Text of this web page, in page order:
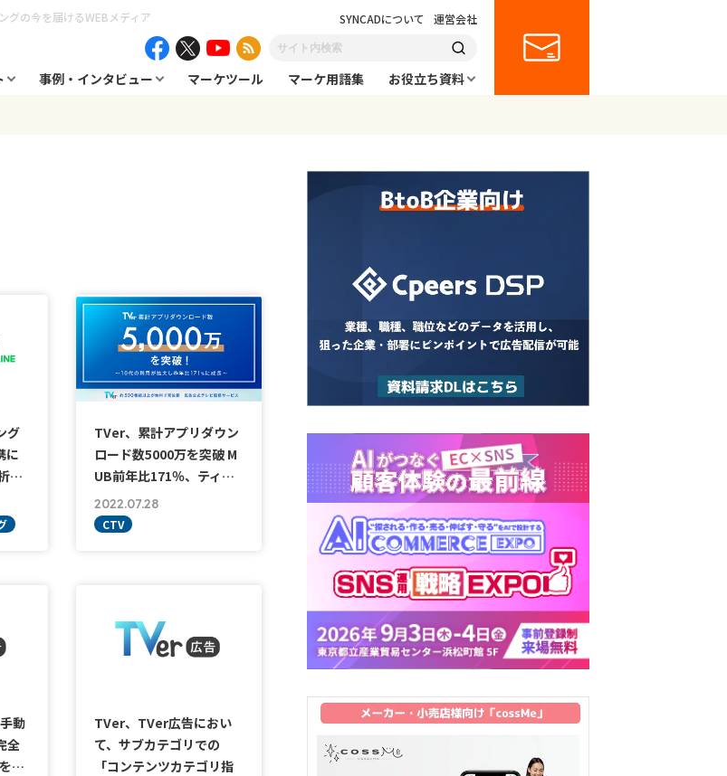
グの今を届けるWEBメディア SYNCADについて 運営会社
事例・インタビュー マーケツール マーケ用語集
お役立ち資料
グ
に
…
TVer、累計アプリダウン
ロード数5000万を突破 M
UB前年比171％、ティ…
2022.07.28
CTV
動
全
を…
TVer、TVer広告におい
て、サブカテゴリでの
「コンテンツカテゴリ指